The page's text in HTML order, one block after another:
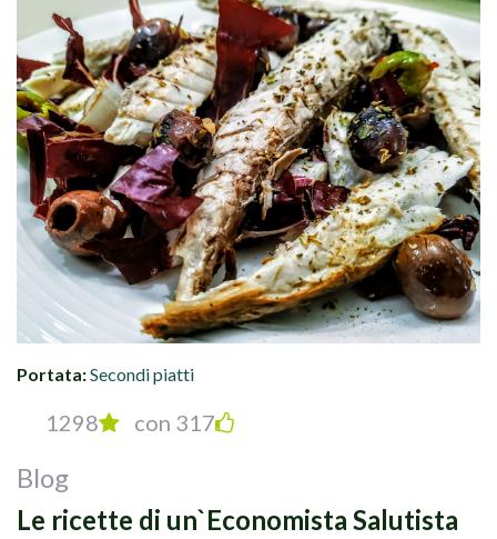
Portata:Secondi piatti
1298 con 317
Blog
Le ricette di un`Economista Salutista